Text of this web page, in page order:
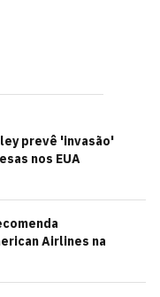
prevê 'invasão'
nos EUA
Airlines na